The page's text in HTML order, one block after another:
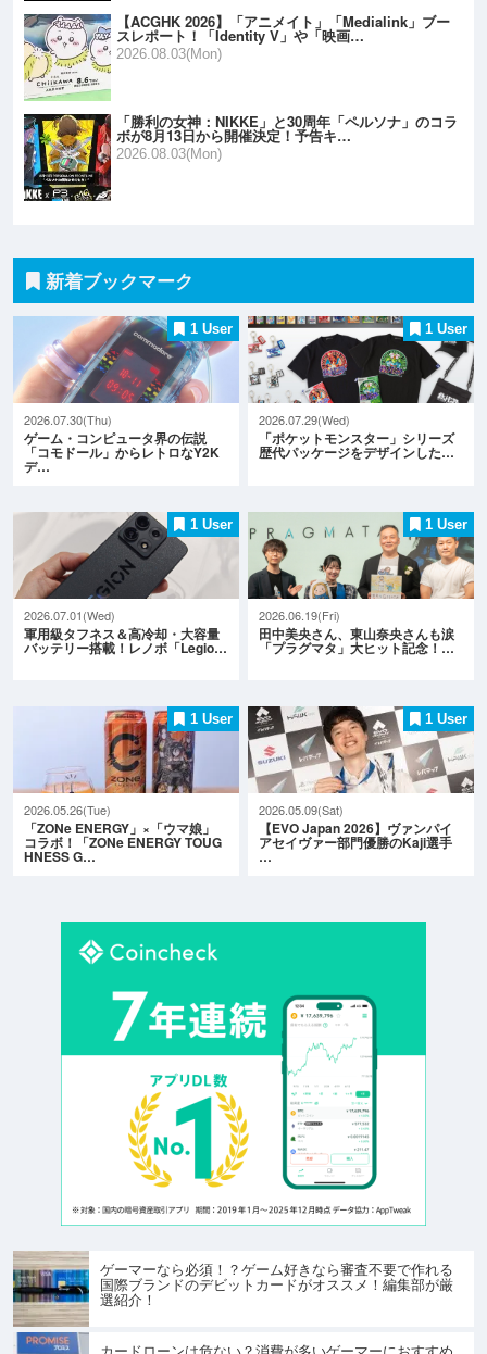
【ACGHK 2026】「アニメイト」「Medialink」ブー
スレポート！「Identity V」や「映画…
2026.08.03(Mon)
「勝利の女神：NIKKE」と30周年「ペルソナ」のコラ
ボが8月13日から開催決定！予告キ…
2026.08.03(Mon)
新着ブックマーク
1 User
2026.07.30(Thu)
ゲーム・コンピュータ界の伝説
「コモドール」からレトロなY2K
デ…
1 User
2026.07.29(Wed)
「ポケットモンスター」シリーズ
歴代パッケージをデザインした…
1 User
2026.07.01(Wed)
軍用級タフネス＆高冷却・大容量
バッテリー搭載！レノボ「Legio…
1 User
2026.06.19(Fri)
田中美央さん、東山奈央さんも涙
「プラグマタ」大ヒット記念！…
1 User
2026.05.26(Tue)
「ZONe ENERGY」×「ウマ娘」
コラボ！「ZONe ENERGY TOUG
HNESS G…
1 User
2026.05.09(Sat)
【EVO Japan 2026】ヴァンパイ
アセイヴァー部門優勝のKaji選手
…
ゲーマーなら必須！？ゲーム好きなら審査不要で作れる
国際ブランドのデビットカードがオススメ！編集部が厳
選紹介！